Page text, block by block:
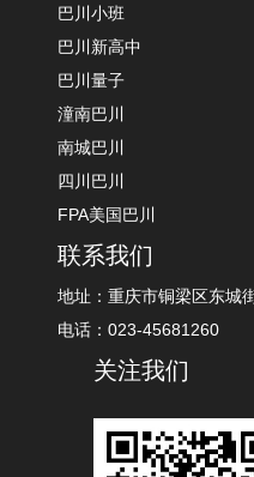
巴川小班
巴川新高中
巴川量子
潼南巴川
南城巴川
四川巴川
FPA美国巴川
联系我们
地址：重庆市铜梁区东城
电话：023-45681260
关注我们